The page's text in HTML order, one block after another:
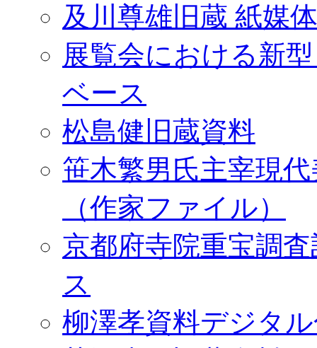
及川尊雄旧蔵 紙媒
展覧会における新
ベース
松島健旧蔵資料
笹木繁男氏主宰現
（作家ファイル）
京都府寺院重宝調
ス
柳澤孝資料デジタ